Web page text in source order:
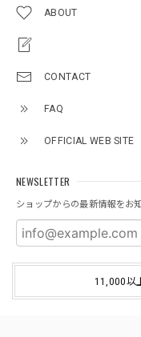
ABOUT
CONTACT
FAQ
OFFICIAL WEB SITE
NEWSLETTER
ショップからの最新情報をお
11,000以